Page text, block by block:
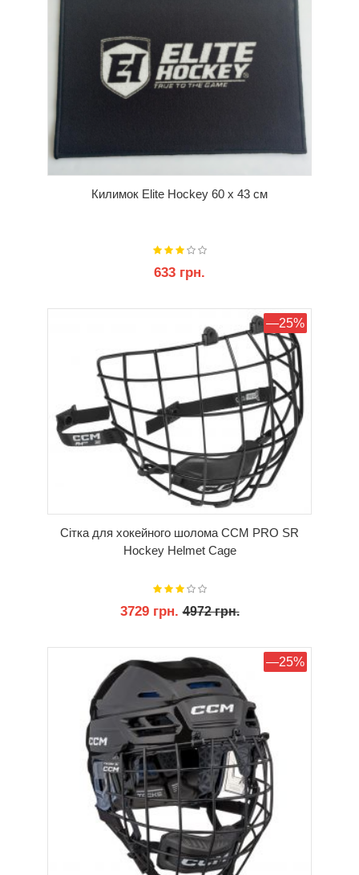
Килимок Elite Hockey 60 x 43 см
633 грн.
—25%
Сітка для хокейного шолома CCM PRO SR
Hockey Helmet Cage
3729 грн.4972 грн.
КУПИТИ —25%